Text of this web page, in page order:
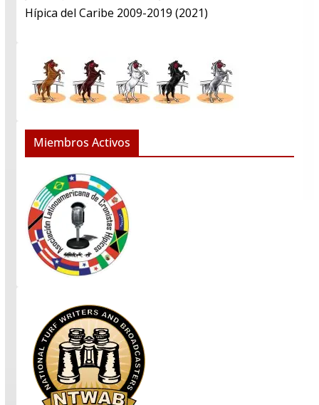
Hípica del Caribe 2009-2019 (2021)
Miembros Activos